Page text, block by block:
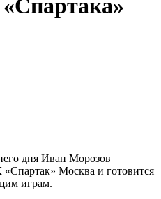
дня Иван Морозов
Москва и готовится
играм.